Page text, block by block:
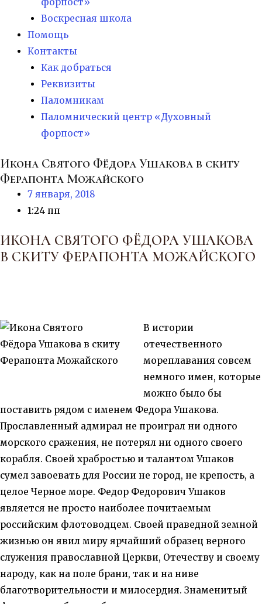
Воскресная школа
Помощь
Контакты
Как добраться
Реквизиты
Паломникам
Паломнический центр «Духовный
форпост»
Икона Святого Фёдора Ушакова в скиту
Ферапонта Можайского
7 января, 2018
1:24 пп
ИКОНА СВЯТОГО ФЁДОРА УШАКОВА
В СКИТУ ФЕРАПОНТА МОЖАЙСКОГО
В истории
отечественного
мореплавания совсем
немного имен, которые
можно было бы
поставить рядом с именем Федора Ушакова.
Прославленный адмирал не проиграл ни одного
морского сражения, не потерял ни одного своего
корабля. Своей храбростью и талантом Ушаков
сумел завоевать для России не город, не крепость, а
целое Черное море. Федор Федорович Ушаков
является не просто наиболее почитаемым
российским флотоводцем. Своей праведной земной
жизнью он явил миру ярчайший образец верного
служения православной Церкви, Отечеству и своему
народу, как на поле брани, так и на ниве
благотворительности и милосердия. Знаменитый